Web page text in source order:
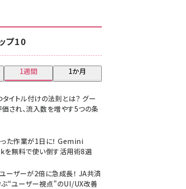
プ10
1週間 1か月
イトル付けの法則とは？ グー
され、流入数を増やす5つの条
た作業が1日に！ Gemini
無料で使い倒す活用術8選
ーザーが2倍に急成長！ JA共済
ぶ“ユーザー視点”のUI/UX改善